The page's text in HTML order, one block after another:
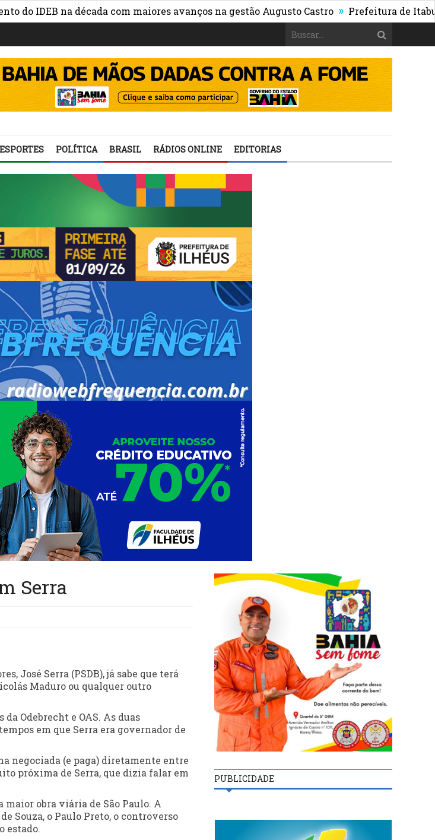
na década com maiores avanços na gestão Augusto Castro » Prefeitura de Itabuna
ESPORTES POLÍTICA BRASIL RÁDIOS ONLINE EDITORIAS
Serra
José Serra (PSDB), já sabe que terá
Maduro ou qualquer outro
da Odebrecht e OAS. As duas
em que Serra era governador de
negociada (e paga) diretamente entre
próxima de Serra, que dizia falar em
maior obra viária de São Paulo. A
Souza, o Paulo Preto, o controverso
estado.
PUBLICIDADE